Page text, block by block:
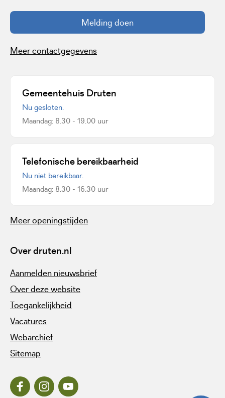
Melding doen
Meer contactgegevens
Gemeentehuis Druten
Nu gesloten.
Maandag: 8.30 - 19.00 uur
Telefonische bereikbaarheid
Nu niet bereikbaar.
Maandag: 8.30 - 16.30 uur
Meer openingstijden
Over druten.nl
Aanmelden nieuwsbrief
Over deze website
Toegankelijkheid
Vacatures
Webarchief
Sitemap